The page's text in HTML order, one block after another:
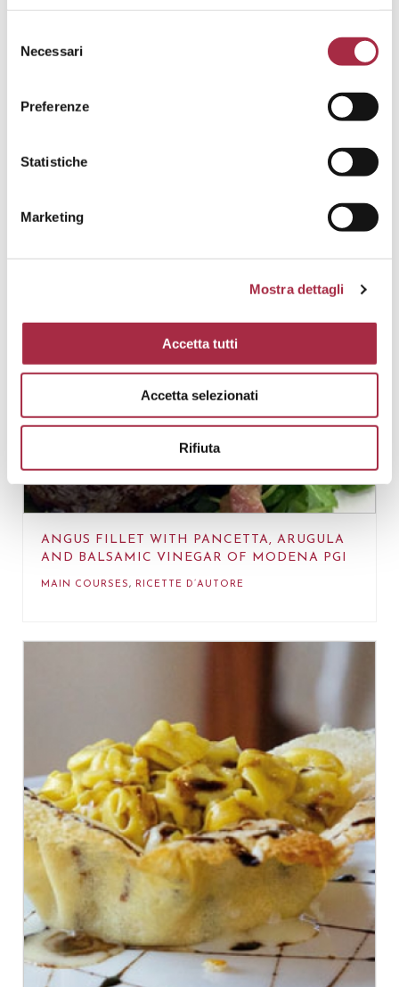
Necessari
Preferenze
Statistiche
Marketing
Mostra dettagli
Accetta tutti
Accetta selezionati
Rifiuta
PARMIGIANO REGGIANO PDO (IN 3 WAYS)
AND BALSAMIC VINEGAR OF MODENA PGI
ANGUS FILLET WITH PANCETTA, ARUGULA
AND BALSAMIC VINEGAR OF MODENA PGI
MAIN COURSES, RICETTE D’AUTORE